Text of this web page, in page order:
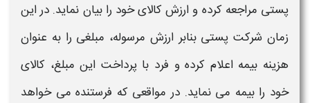
پستی مراجعه کرده و ارزش کالای خود را بیان نماید. در این
زمان شرکت پستیبنابر ارزش مرسوله، مبلغی را به عنوان
هزینه بیمهاعلام کرده و فرد با پرداخت این مبلغ، کالای
خود رابیمه می نماید. در مواقعی که فرستنده می خواهد